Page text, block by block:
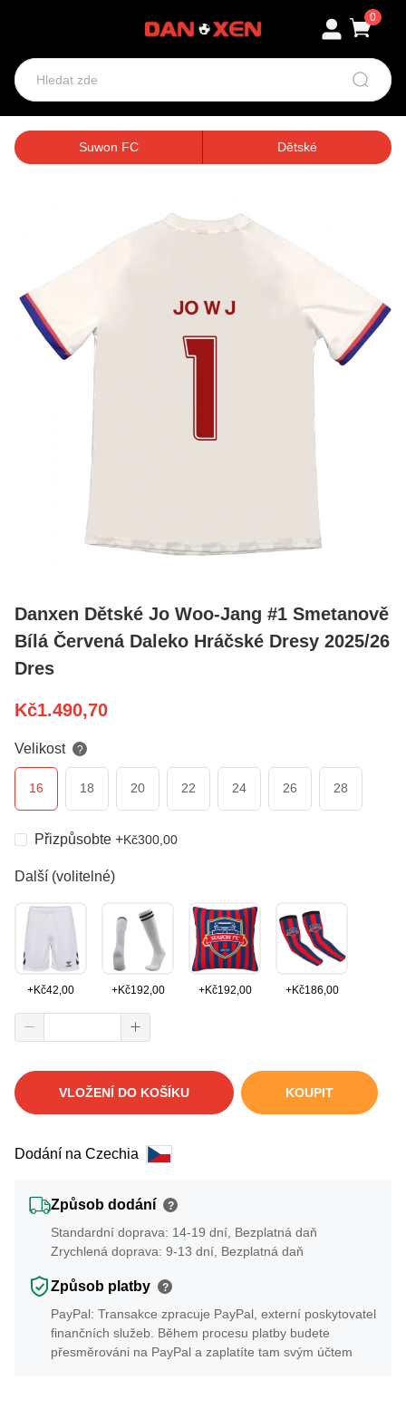
0
Suwon FC Dětské
Danxen Dětské Jo Woo-Jang #1 Smetanově
Bílá Červená Daleko Hráčské Dresy 2025/26
Dres
Kč1.490,70
Velikost ?
16 18 20 22 24 26 28
Přizpůsobte +Kč300,00
Další (volitelné)
+Kč42,00 +Kč192,00 +Kč192,00 +Kč186,00
VLOŽENÍ DO KOŠÍKU KOUPIT
Dodání na Czechia
Způsob dodání ?
Standardní doprava: 14-19 dní, Bezplatná daň
Zrychlená doprava: 9-13 dní, Bezplatná daň
Způsob platby ?
PayPal: Transakce zpracuje PayPal, externí poskytovatel
finančních služeb. Během procesu platby budete
přesměrováni na PayPal a zaplatíte tam svým účtem